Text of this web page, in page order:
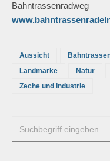
Aussicht
Landmarke
Natur
Zeche und Industrie